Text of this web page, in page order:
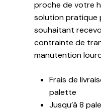
proche de votre
solution pratique
souhaitant
contrainte de
manutention
Frais de
palette
Jusqu’à 8